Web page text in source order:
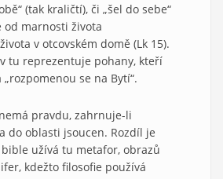
(tak kraličtí), či „šel do sebe“
od marnosti života
v otcovském domě (Lk 15).
tu reprezentuje pohany, kteří
„rozpomenou se na Bytí“.
pravdu, zahrnuje-li
do oblasti jsoucen. Rozdíl je
bible užívá tu metafor, obrazů
kdežto filosofie používá